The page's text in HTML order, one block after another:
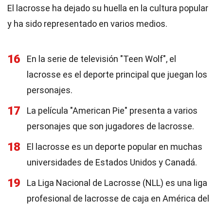
El lacrosse ha dejado su huella en la cultura popular
y ha sido representado en varios medios.
16
En la serie de televisión "Teen Wolf", el
lacrosse es el deporte principal que juegan los
personajes.
17
La película "American Pie" presenta a varios
personajes que son jugadores de lacrosse.
18
El lacrosse es un deporte popular en muchas
universidades de Estados Unidos y Canadá.
19
La Liga Nacional de Lacrosse (NLL) es una liga
profesional de lacrosse de caja en América del